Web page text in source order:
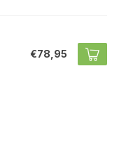
€78,95